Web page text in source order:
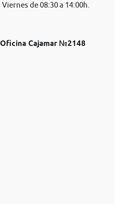
de 08:30 a 14:00h.
Cajamar №2148